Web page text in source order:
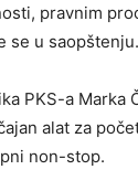
pravnim
se u saopštenju.
PKS-a Marka
alat za
non-stop.